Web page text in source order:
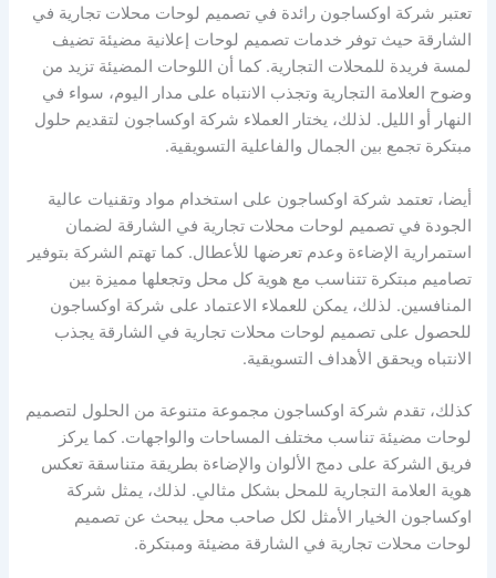
تعتبر شركة اوكساجون رائدة في تصميم لوحات محلات تجارية في
الشارقة حيث توفر خدمات تصميم لوحات إعلانية مضيئة تضيف
لمسة فريدة للمحلات التجارية. كما أن اللوحات المضيئة تزيد من
وضوح العلامة التجارية وتجذب الانتباه على مدار اليوم، سواء في
النهار أو الليل. لذلك، يختار العملاء شركة اوكساجون لتقديم حلول
مبتكرة تجمع بين الجمال والفاعلية التسويقية.
أيضا، تعتمد شركة اوكساجون على استخدام مواد وتقنيات عالية
الجودة في تصميم لوحات محلات تجارية في الشارقة لضمان
استمرارية الإضاءة وعدم تعرضها للأعطال. كما تهتم الشركة بتوفير
تصاميم مبتكرة تتناسب مع هوية كل محل وتجعلها مميزة بين
المنافسين. لذلك، يمكن للعملاء الاعتماد على شركة اوكساجون
للحصول على تصميم لوحات محلات تجارية في الشارقة يجذب
الانتباه ويحقق الأهداف التسويقية.
كذلك، تقدم شركة اوكساجون مجموعة متنوعة من الحلول لتصميم
لوحات مضيئة تناسب مختلف المساحات والواجهات. كما يركز
فريق الشركة على دمج الألوان والإضاءة بطريقة متناسقة تعكس
هوية العلامة التجارية للمحل بشكل مثالي. لذلك، يمثل شركة
اوكساجون الخيار الأمثل لكل صاحب محل يبحث عن تصميم
لوحات محلات تجارية في الشارقة مضيئة ومبتكرة.